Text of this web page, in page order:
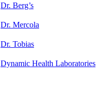
Dr. Berg’s
Dr. Mercola
Dr. Tobias
Dynamic Health Laboratories